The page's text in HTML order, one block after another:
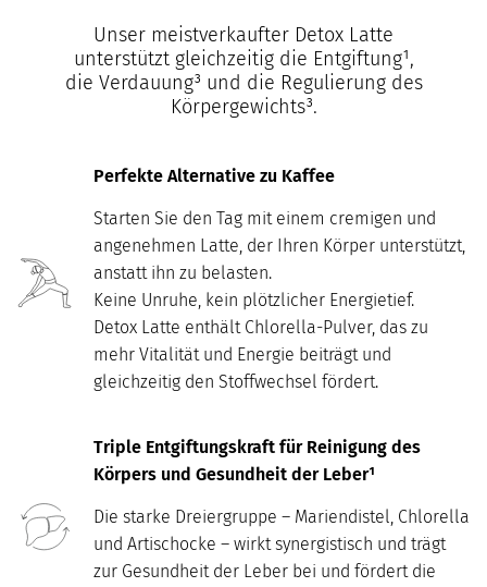
Unser meistverkaufter Detox Latte
unterstützt gleichzeitig die Entgiftung¹,
die Verdauung³ und die Regulierung des
Körpergewichts³.
Perfekte Alternative zu Kaffee
Starten Sie den Tag mit einem cremigen und
angenehmen Latte, der Ihren Körper unterstützt,
anstatt ihn zu belasten.
Keine Unruhe, kein plötzlicher Energietief.
Detox Latte enthält Chlorella-Pulver, das zu
mehr Vitalität und Energie beiträgt und
gleichzeitig den Stoffwechsel fördert.
Triple Entgiftungskraft für Reinigung des
Körpers und Gesundheit der Leber¹
Die starke Dreiergruppe – Mariendistel, Chlorella
und Artischocke – wirkt synergistisch und trägt
zur Gesundheit der Leber bei und fördert die